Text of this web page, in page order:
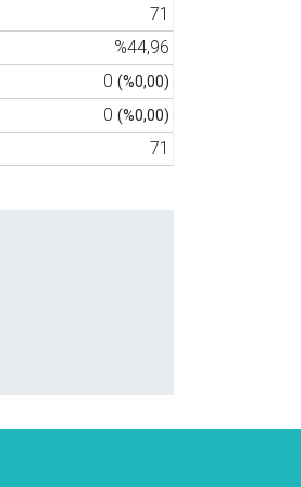
71
%44,96
0 (%0,00)
0 (%0,00)
71